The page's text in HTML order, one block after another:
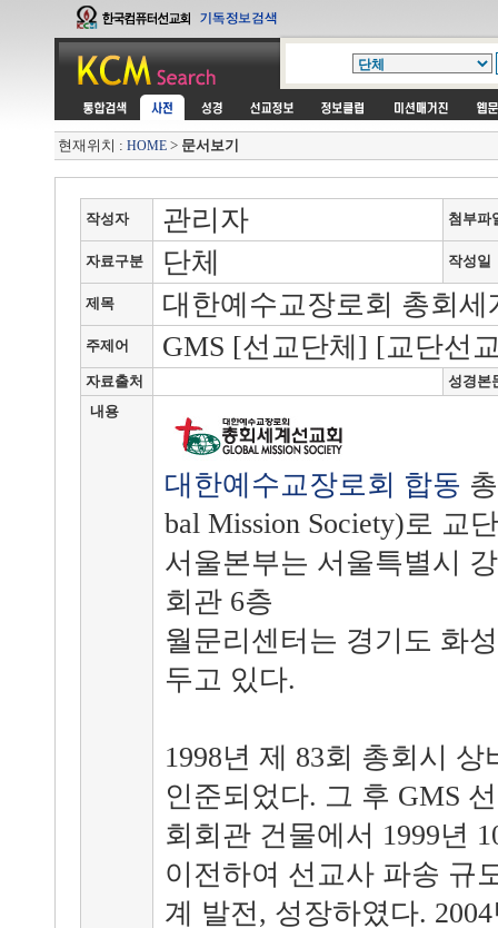
현재위치 : HOME > 문서보기
작성자 관리자 첨부파
자료구분 단체 작성일
제목 대한예수교장로회 총회세
주제어 GMS [선교단체] [교단선
자료출처
성경본
내용
대한예수교장로회 합동
bal Mission Society)로 교
서울본부는 서울특별시
회관 6층
월문리센터는 경기도 화
두고 있다.
1998년 제 83회 총회시
인준되었다. 그 후 GMS
회회관 건물에서 1999년
이전하여 선교사 파송 규
계 발전, 성장하였다.